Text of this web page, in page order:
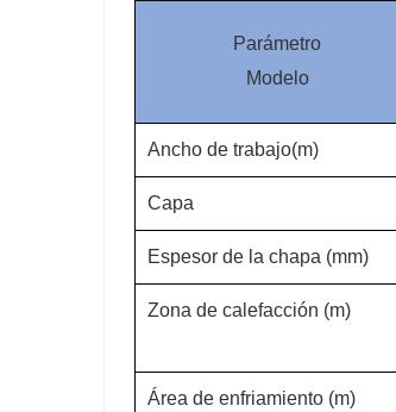
Parámetro
Modelo
Ancho de trabajo(m)
Capa
Espesor de la chapa (mm)
Zona de calefacción (m)
Área de enfriamiento (m)